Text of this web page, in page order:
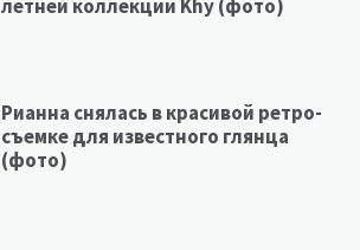
летней коллекции Khy (фото)
Рианна снялась в красивой ретро-
съемке для известного глянца
(фото)